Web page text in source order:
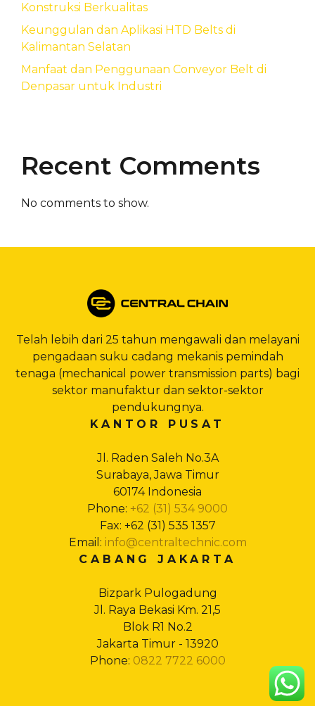
Konstruksi Berkualitas
Keunggulan dan Aplikasi HTD Belts di
Kalimantan Selatan
Manfaat dan Penggunaan Conveyor Belt di
Denpasar untuk Industri
Recent Comments
No comments to show.
Telah lebih dari 25 tahun mengawali dan melayani
pengadaan suku cadang mekanis pemindah
tenaga (mechanical power transmission parts) bagi
sektor manufaktur dan sektor-sektor
pendukungnya.
KANTOR PUSAT
Jl. Raden Saleh No.3A
Surabaya, Jawa Timur
60174 Indonesia
Phone: +62 (31) 534 9000
Fax: +62 (31) 535 1357
Email: info@centraltechnic.com
CABANG JAKARTA
Bizpark Pulogadung
Jl. Raya Bekasi Km. 21,5
Blok R1 No.2
Jakarta Timur - 13920
Phone: 0822 7722 6000